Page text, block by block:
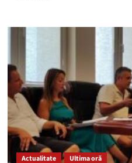
(VIDEO)
Posibilitatea
majorarii
cu
ani
a
pedepsei
lui
Vlad
Pascu,
Actualitate Ultima oră